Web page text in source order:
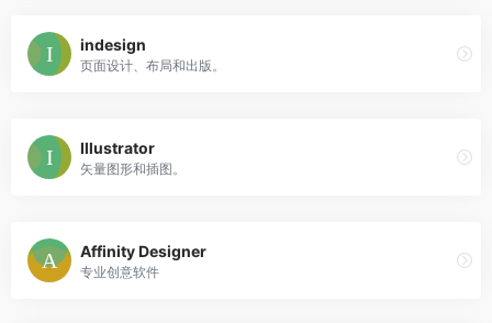
indesign
页面设计、布局和出版。
Illustrator
矢量图形和插图。
Affinity Designer
专业创意软件